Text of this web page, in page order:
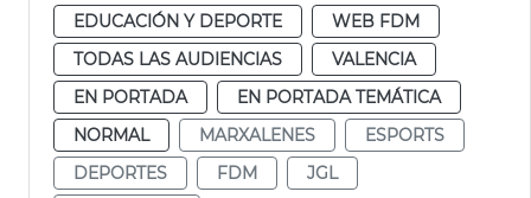
EDUCACIÓN Y DEPORTE
WEB FDM
TODAS LAS AUDIENCIAS
VALENCIA
EN PORTADA
EN PORTADA TEMÁTICA
NORMAL
MARXALENES
ESPORTS
DEPORTES
FDM
JGL